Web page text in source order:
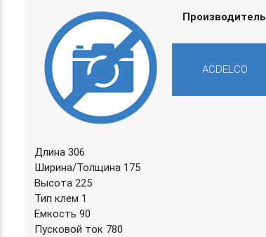
Basket.php
Длина 306
Ширина/Толщина 175
Высота 225
Тип клем 1
Емкость 90
Пусковой ток 780
Производитель
ACDELCO